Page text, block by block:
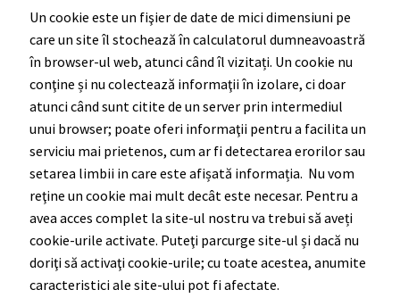
Un cookie este un fişier de date de mici dimensiuni pe
care un site îl stochează în calculatorul dumneavoastră
în browser-ul web, atunci când îl vizitați. Un cookie nu
conţine și nu colectează informaţii în izolare, ci doar
atunci când sunt citite de un server prin intermediul
unui browser; poate oferi informaţii pentru a facilita un
serviciu mai prietenos, cum ar fi detectarea erorilor sau
setarea limbii in care este afișată informația. Nu vom
reţine un cookie mai mult decât este necesar. Pentru a
avea acces complet la site-ul nostru va trebui să aveți
cookie-urile activate. Puteţi parcurge site-ul și dacă nu
doriţi să activaţi cookie-urile; cu toate acestea, anumite
caracteristici ale site-ului pot fi afectate.